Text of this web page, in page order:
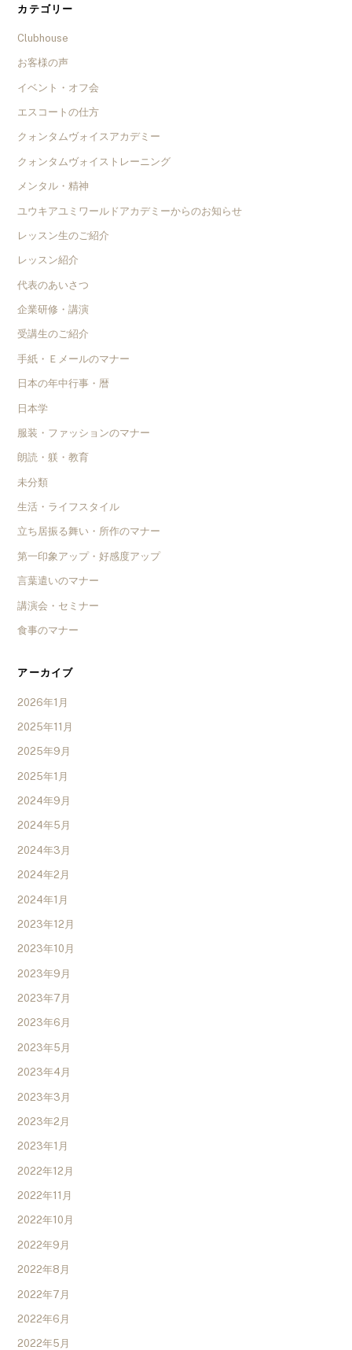
カテゴリー
Clubhouse
お客様の声
イベント・オフ会
エスコートの仕方
クォンタムヴォイスアカデミー
クォンタムヴォイストレーニング
メンタル・精神
ユウキアユミワールドアカデミーからのお知らせ
レッスン生のご紹介
レッスン紹介
代表のあいさつ
企業研修・講演
受講生のご紹介
手紙・Ｅメールのマナー
日本の年中行事・暦
日本学
服装・ファッションのマナー
朗読・躾・教育
未分類
生活・ライフスタイル
立ち居振る舞い・所作のマナー
第一印象アップ・好感度アップ
言葉遣いのマナー
講演会・セミナー
食事のマナー
アーカイブ
2026年1月
2025年11月
2025年9月
2025年1月
2024年9月
2024年5月
2024年3月
2024年2月
2024年1月
2023年12月
2023年10月
2023年9月
2023年7月
2023年6月
2023年5月
2023年4月
2023年3月
2023年2月
2023年1月
2022年12月
2022年11月
2022年10月
2022年9月
2022年8月
2022年7月
2022年6月
2022年5月